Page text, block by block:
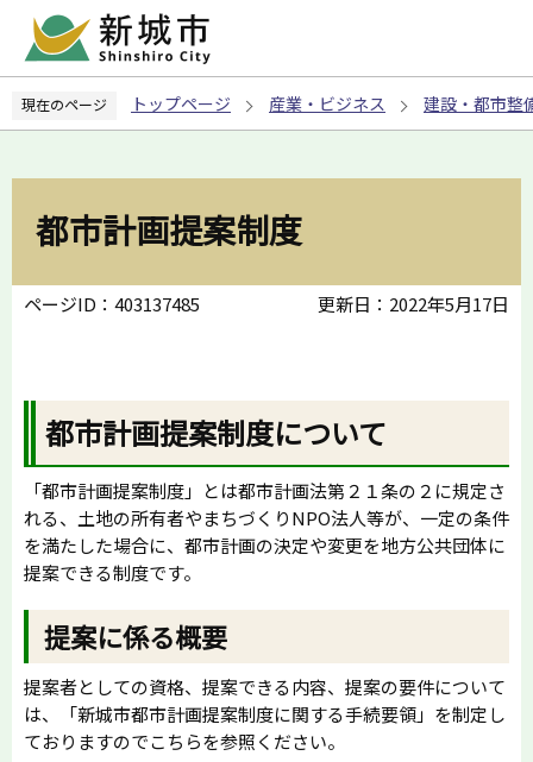
ペ
の
現在のページ トップページ 産業・ビジネス 建設・都市整
都市計画提案制度
ページID：403137485 更新日：2022年5月17日
都市計画提案制度について
「都市計画提案制度」とは都市計画法第２１条の２に規定さ
れる、土地の所有者やまちづくりNPO法人等が、一定の条件
を満たした場合に、都市計画の決定や変更を地方公共団体に
提案できる制度です。
提案に係る概要
提案者としての資格、提案できる内容、提案の要件について
は、「新城市都市計画提案制度に関する手続要領」を制定し
ておりますのでこちらを参照ください。